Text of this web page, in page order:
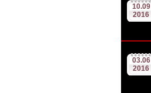
10.09
2016
03.06
2016